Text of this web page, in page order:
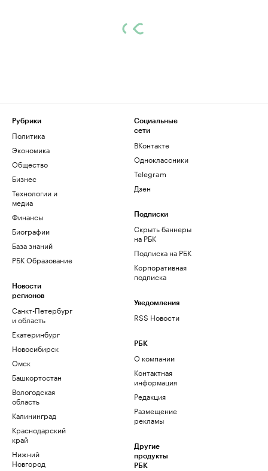
Рубрики
Политика
Экономика
Общество
Бизнес
Технологии и
медиа
Финансы
Биографии
База знаний
РБК Образование
Новости
регионов
Санкт-Петербург
и область
Екатеринбург
Новосибирск
Омск
Башкортостан
Вологодская
область
Калининград
Краснодарский
край
Нижний
Новгород
Социальные
сети
ВКонтакте
Одноклассники
Telegram
Дзен
Подписки
Скрыть баннеры
на РБК
Подписка на РБК
Корпоративная
подписка
Уведомления
RSS Новости
РБК
О компании
Контактная
информация
Редакция
Размещение
рекламы
Другие
продукты
РБК